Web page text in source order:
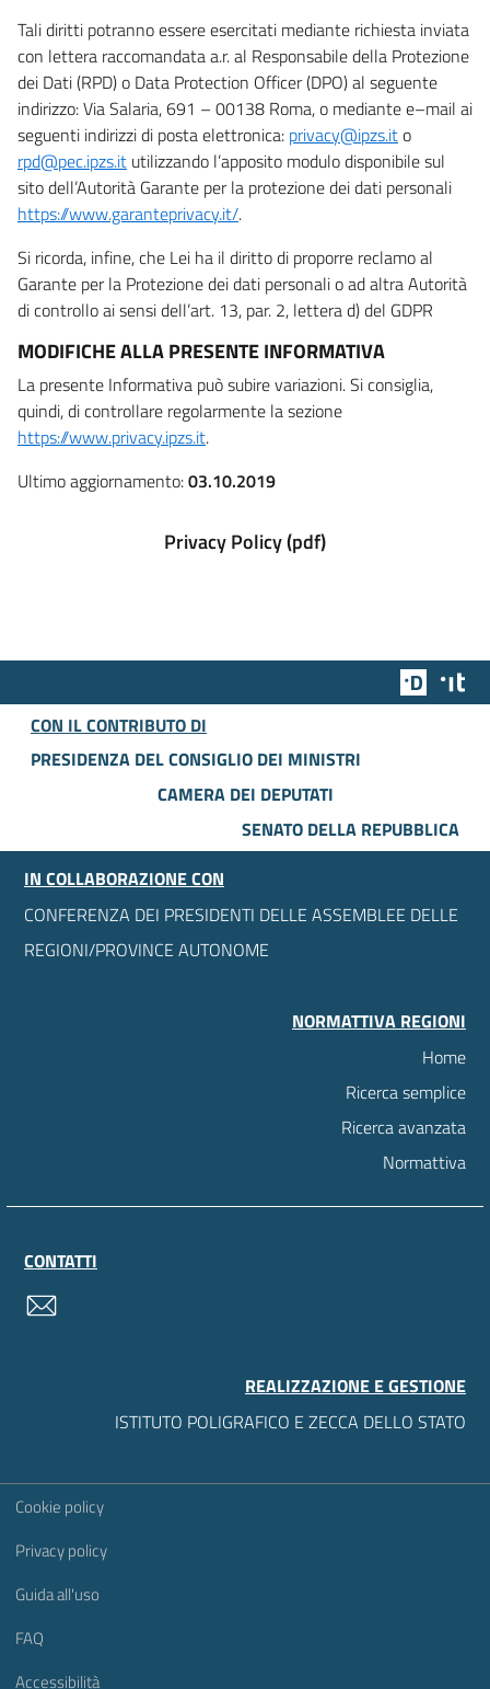
Tali diritti potranno essere esercitati mediante richiesta inviata
con lettera raccomandata a.r. al Responsabile della Protezione
dei Dati (RPD) o Data Protection Officer (DPO) al seguente
indirizzo: Via Salaria, 691 – 00138 Roma, o mediante e–mail ai
seguenti indirizzi di posta elettronica: privacy@ipzs.ito
rpd@pec.ipzs.it utilizzando l’apposito modulo disponibile sul
sito dell’Autorità Garante per la protezione dei dati personali
https://www.garanteprivacy.it/.
Si ricorda, infine, che Lei ha il diritto di proporre reclamo al
Garante per la Protezione dei dati personali o ad altra Autorità
di controllo ai sensi dell’art. 13, par. 2, lettera d) del GDPR
MODIFICHE ALLA PRESENTE INFORMATIVA
La presente Informativa può subire variazioni. Si consiglia,
quindi, di controllare regolarmente la sezione
https://www.privacy.ipzs.it.
Ultimo aggiornamento:03.10.2019
Privacy Policy (pdf)
Team
CON IL CONTRIBUTO DI
PRESIDENZA DEL CONSIGLIO DEI MINISTRI
CAMERA DEI DEPUTATI
SENATO DELLA REPUBBLICA
IN COLLABORAZIONE CON
CONFERENZA DEI PRESIDENTI DELLE ASSEMBLEE DELLE
REGIONI/PROVINCE AUTONOME
NORMATTIVA REGIONI
Home
Ricerca semplice
Ricerca avanzata
Normattiva
CONTATTI
REALIZZAZIONE E GESTIONE
ISTITUTO POLIGRAFICO E ZECCA DELLO STATO
Sezione Link Utili
Cookie policy
Privacy policy
Guida all'uso
FAQ
Accessibilità